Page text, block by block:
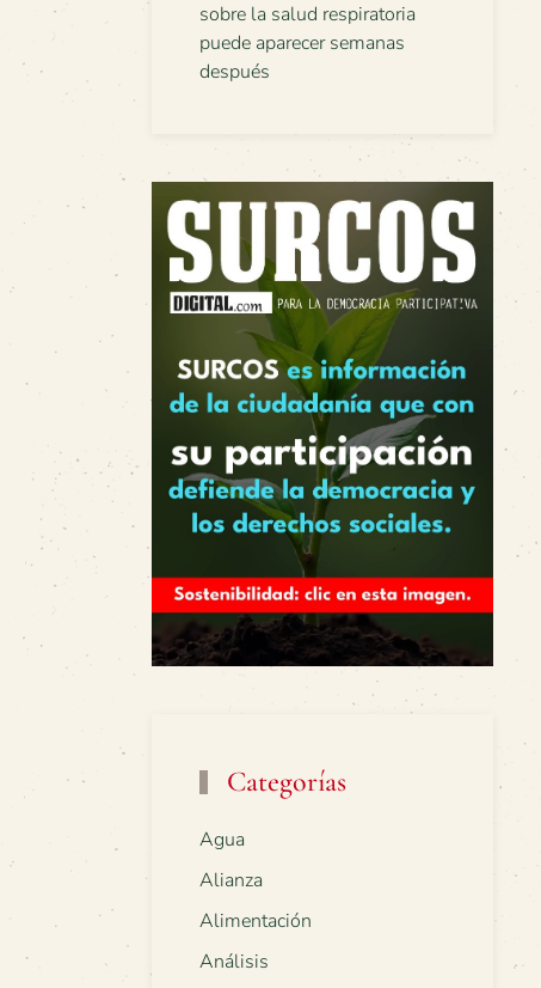
sobre la salud respiratoria
puede aparecer semanas
después
Categorías
Agua
Alianza
Alimentación
Análisis